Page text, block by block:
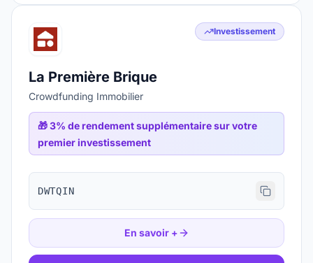
Investissement
La Première Brique
Crowdfunding Immobilier
🎁3% de rendement supplémentaire sur votre
premier investissement
DWTQIN
En savoir +